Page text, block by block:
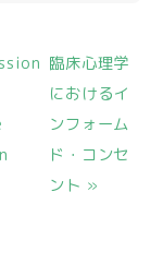
臨床心理学
におけるイ
ンフォーム
ド・コンセ
ント »